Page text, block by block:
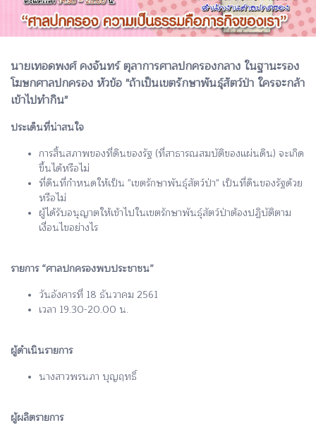
นายเทอดพงศ์ คงจันทร์ ตุลาการศาลปกครองกลาง ในฐานะรอง
โฆษกศาลปกครอง หัวข้อ "ถ้าเป็นเขตรักษาพันธุ์สัตว์ป่า ใครจะกล้า
เข้าไปทำกิน"
ประเด็นที่น่าสนใจ
การสิ้นสภาพของที่ดินของรัฐ (ที่สาธารณสมบัติของแผ่นดิน) จะเกิด
ขึ้นได้หรือไม่
ที่ดินที่กำหนดให้เป็น "เขตรักษาพันธุ์สัตว์ป่า" เป็นที่ดินของรัฐด้วย
หรือไม่
ผู้ได้รับอนุญาตให้เข้าไปในเขตรักษาพันธุ์สัตว์ป่าต้องปฏิบัติตาม
เงื่อนไขอย่างไร
รายการ “ศาลปกครองพบประชาชน”
วันอังคารที่ 18 ธันวาคม 2561
เวลา 19.30-20.00 น.
ผู้ดำเนินรายการ
นางสาวพรนภา บุญฤทธิ์
ผู้ผลิตรายการ